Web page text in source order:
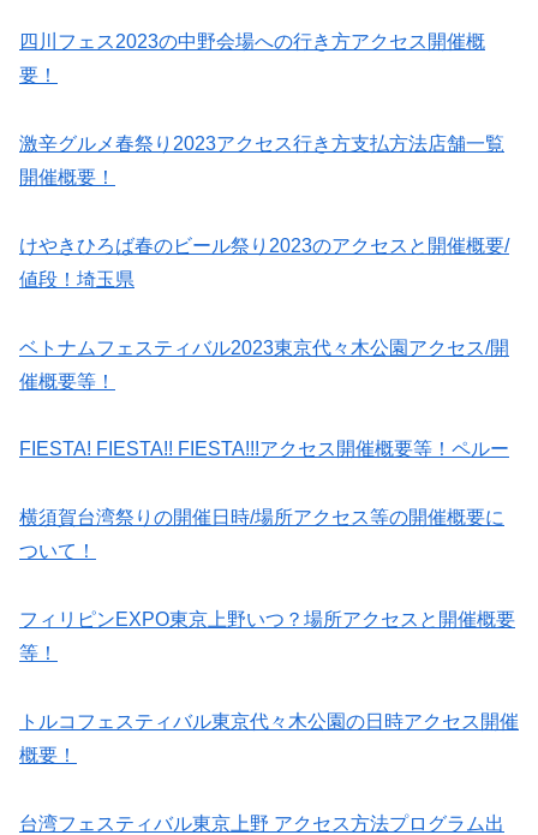
四川フェス2023の中野会場への行き方アクセス開催概
要！
激辛グルメ春祭り2023アクセス行き方支払方法店舗一覧
開催概要！
けやきひろば春のビール祭り2023のアクセスと開催概要/
値段！埼玉県
ベトナムフェスティバル2023東京代々木公園アクセス/開
催概要等！
FIESTA! FIESTA!! FIESTA!!!アクセス開催概要等！ペルー
横須賀台湾祭りの開催日時/場所アクセス等の開催概要に
ついて！
フィリピンEXPO東京上野いつ？場所アクセスと開催概要
等！
トルコフェスティバル東京代々木公園の日時アクセス開催
概要！
台湾フェスティバル東京上野 アクセス方法プログラム出